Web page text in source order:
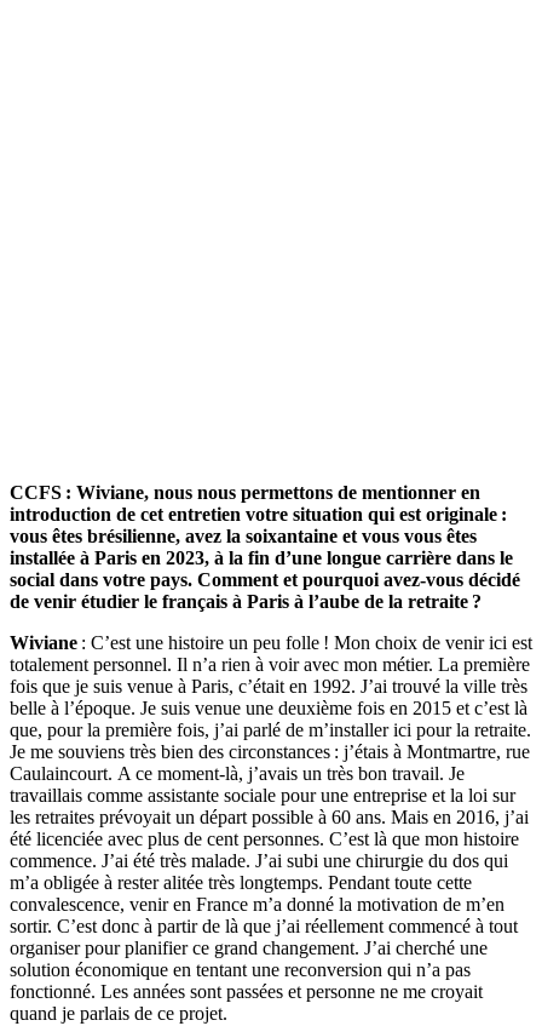
CCFS : Wiviane, nous nous permettons de mentionner en
introduction de cet entretien votre situation qui est originale :
vous êtes brésilienne, avez la soixantaine et vous vous êtes
installée à Paris en 2023, à la fin d’une longue carrière dans le
social dans votre pays. Comment et pourquoi avez-vous décidé
de venir étudier le français à Paris à l’aube de la retraite ?
Wiviane : C’est une histoire un peu folle ! Mon choix de venir ici est
totalement personnel. Il n’a rien à voir avec mon métier. La première
fois que je suis venue à Paris, c’était en 1992. J’ai trouvé la ville très
belle à l’époque. Je suis venue une deuxième fois en 2015 et c’est là
que, pour la première fois, j’ai parlé de m’installer ici pour la retraite.
Je me souviens très bien des circonstances : j’étais à Montmartre, rue
Caulaincourt. A ce moment-là, j’avais un très bon travail. Je
travaillais comme assistante sociale pour une entreprise et la loi sur
les retraites prévoyait un départ possible à 60 ans. Mais en 2016, j’ai
été licenciée avec plus de cent personnes. C’est là que mon histoire
commence. J’ai été très malade. J’ai subi une chirurgie du dos qui
m’a obligée à rester alitée très longtemps. Pendant toute cette
convalescence, venir en France m’a donné la motivation de m’en
sortir. C’est donc à partir de là que j’ai réellement commencé à tout
organiser pour planifier ce grand changement. J’ai cherché une
solution économique en tentant une reconversion qui n’a pas
fonctionné. Les années sont passées et personne ne me croyait
quand je parlais de ce projet.